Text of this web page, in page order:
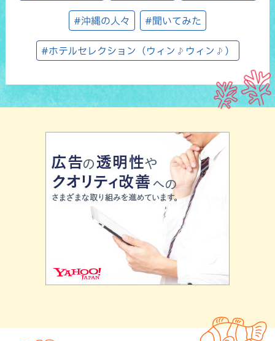
#沖縄の人々 #聞いてみた
#ホテルセレクション（ウィン♪ウィン♪）